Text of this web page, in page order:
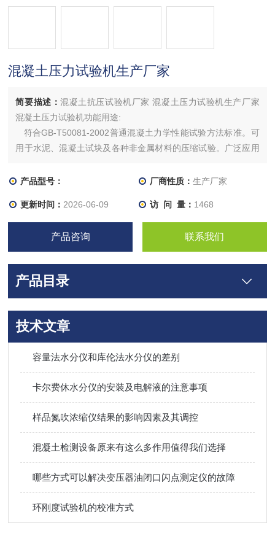
混凝土压力试验机生产厂家
简要描述：混凝土抗压试验机厂家 混凝土压力试验机生产厂家
混凝土压力试验机功能用途:
符合GB-T50081-2002普通混凝土力学性能试验方法标准。可
用于水泥、混凝土试块及各种非金属材料的压缩试验。广泛应用
门，是建工建材、科研院校、工矿企业、技术监督、商检仲裁等
产品型号： 厂商性质： 生产厂家
更新时间： 2026-06-09 访 问 量： 1468
产品咨询 联系我们
产品目录
技术文章
容量法水分仪和库伦法水分仪的差别
卡尔费休水分仪的安装及电解液的注意事项
样品氮吹浓缩仪结果的影响因素及其调控
混凝土检测设备原来有这么多作用值得我们选择
哪些方式可以解决变压器油闭口闪点测定仪的故障
环刚度试验机的校准方式